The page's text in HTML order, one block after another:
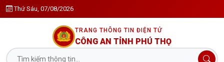
Thứ Sáu, 07/08/2026
TRANG THÔNG TIN ĐIỆN TỬ
CÔNG AN TỈNH PHÚ THỌ